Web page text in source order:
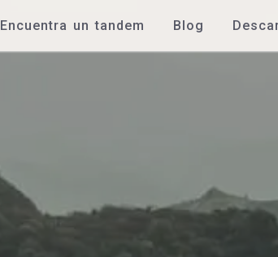
Encuentra un tandem Blog